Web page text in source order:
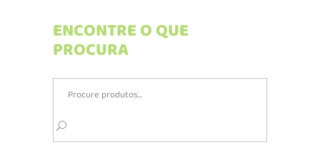
ENCONTRE O QUE
PROCURA